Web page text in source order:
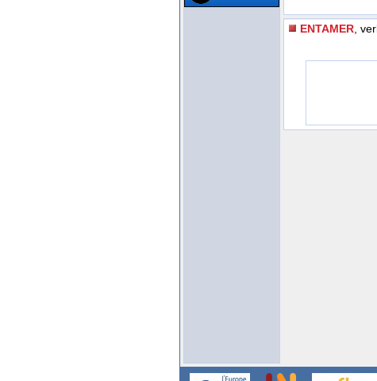
ENTAMER ,